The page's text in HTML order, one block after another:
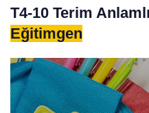
T4-10 Terim
Eğitimgen